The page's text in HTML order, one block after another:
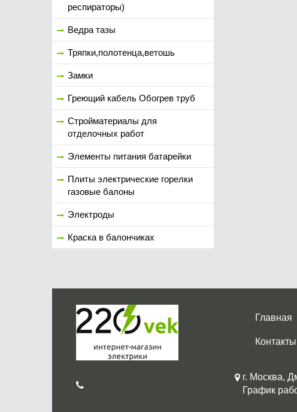
респираторы)
Ведра тазы
Тряпки,полотенца,ветошь
Замки
Греющий кабель Обогрев труб
Стройматериалы для
отделочных работ
Элементы питания батарейки
Плиты электрические горелки
газовые балоны
Электроды
Краска в балончиках
Главная
Контакты
г. Москва,
График